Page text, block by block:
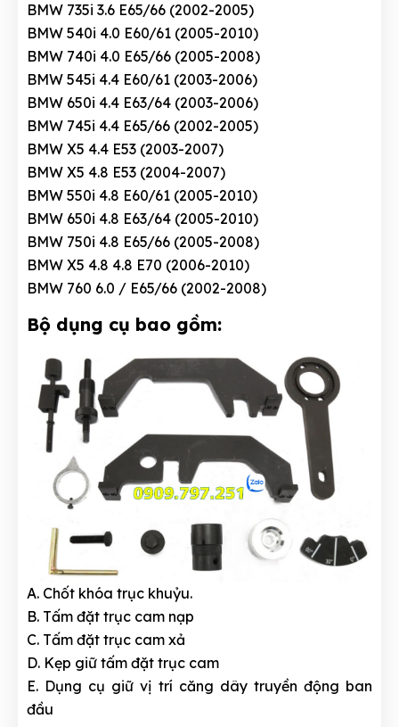
BMW 735i 3.6 E65/66 (2002-2005)
BMW 540i 4.0 E60/61 (2005-2010)
BMW 740i 4.0 E65/66 (2005-2008)
BMW 545i 4.4 E60/61 (2003-2006)
BMW 650i 4.4 E63/64 (2003-2006)
BMW 745i 4.4 E65/66 (2002-2005)
BMW X5 4.4 E53 (2003-2007)
BMW X5 4.8 E53 (2004-2007)
BMW 550i 4.8 E60/61 (2005-2010)
BMW 650i 4.8 E63/64 (2005-2010)
BMW 750i 4.8 E65/66 (2005-2008)
BMW X5 4.8 4.8 E70 (2006-2010)
BMW 760 6.0 / E65/66 (2002-2008)
Bộ dụng cụ bao gồm:
A. Chốt khóa trục khuỷu.
B. Tấm đặt trục cam nạp
C. Tấm đặt trục cam xả
D. Kẹp giữ tấm đặt trục cam
E. Dụng cụ giữ vị trí căng dây truyền động ban
đầu